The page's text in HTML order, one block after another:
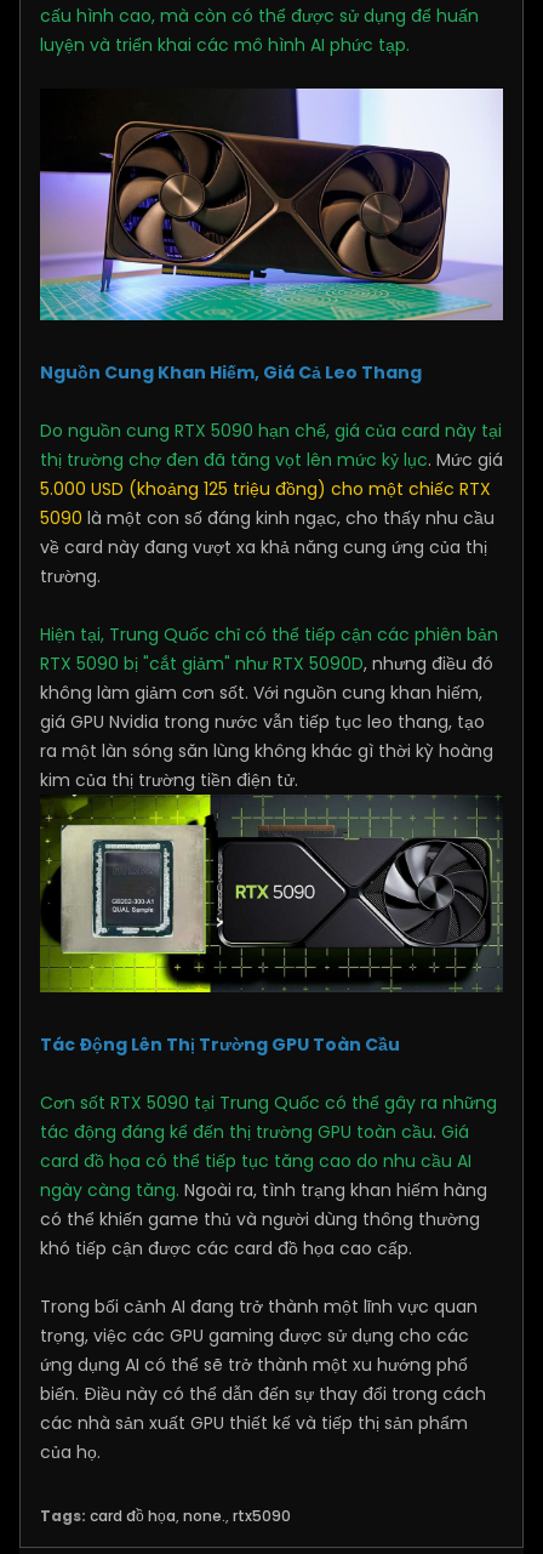
cấu hình cao, mà còn có thể được sử dụng để huấn
luyện và triển khai các mô hình AI phức tạp.
Nguồn Cung Khan Hiếm, Giá Cả Leo Thang
Do nguồn cung RTX 5090 hạn chế, giá của card này tại
thị trường chợ đen đã tăng vọt lên mức kỷ lục. Mức giá
5.000 USD (khoảng 125 triệu đồng) cho một chiếc RTX
5090 là một con số đáng kinh ngạc, cho thấy nhu cầu
về card này đang vượt xa khả năng cung ứng của thị
trường.
Hiện tại, Trung Quốc chỉ có thể tiếp cận các phiên bản
RTX 5090 bị "cắt giảm" như RTX 5090D, nhưng điều đó
không làm giảm cơn sốt. Với nguồn cung khan hiếm,
giá GPU Nvidia trong nước vẫn tiếp tục leo thang, tạo
ra một làn sóng săn lùng không khác gì thời kỳ hoàng
kim của thị trường tiền điện tử.
Tác Động Lên Thị Trường GPU Toàn Cầu
Cơn sốt RTX 5090 tại Trung Quốc có thể gây ra những
tác động đáng kể đến thị trường GPU toàn cầu. Giá
card đồ họa có thể tiếp tục tăng cao do nhu cầu AI
ngày càng tăng. Ngoài ra, tình trạng khan hiếm hàng
có thể khiến game thủ và người dùng thông thường
khó tiếp cận được các card đồ họa cao cấp.
Trong bối cảnh AI đang trở thành một lĩnh vực quan
trọng, việc các GPU gaming được sử dụng cho các
ứng dụng AI có thể sẽ trở thành một xu hướng phổ
biến. Điều này có thể dẫn đến sự thay đổi trong cách
các nhà sản xuất GPU thiết kế và tiếp thị sản phẩm
của họ.
Tags: card đồ họa, none., rtx5090